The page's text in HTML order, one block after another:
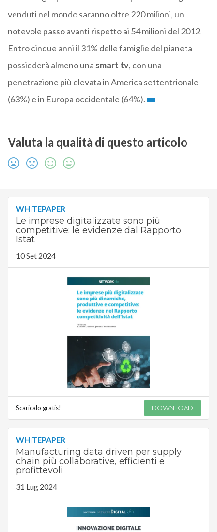
venduti nel mondo saranno oltre 220 milioni, un
notevole passo avanti rispetto ai 54 milioni del 2012.
Entro cinque anni il 31% delle famiglie del pianeta
possiederà almeno una smart tv, con una
penetrazione più elevata in America settentrionale
(63%) e in Europa occidentale (64%).
Valuta la qualità di questo articolo
WHITEPAPER
Le imprese digitalizzate sono più
competitive: le evidenze dal Rapporto
Istat
10 Set 2024
Scaricalo gratis! DOWNLOAD
WHITEPAPER
Manufacturing data driven per supply
chain più collaborative, efficienti e
profittevoli
31 Lug 2024